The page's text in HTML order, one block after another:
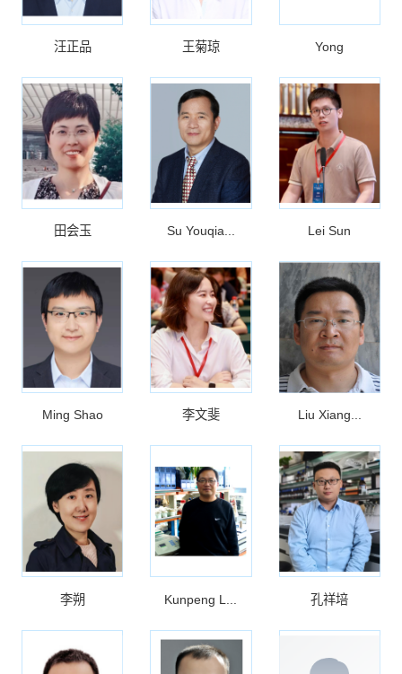
汪正品 王菊琼 Yong
田会玉 Su Youqia... Lei Sun
Ming Shao 李文斐 Liu Xiang...
李朔 Kunpeng L... 孔祥培